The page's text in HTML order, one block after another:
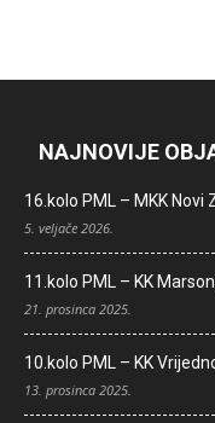
NAJNOVIJE
16.kolo PML – MKK Novi
5. veljače 2026.
11.kolo PML – KK
21. prosinca 2025.
10.kolo PML – KK
13. prosinca 2025.